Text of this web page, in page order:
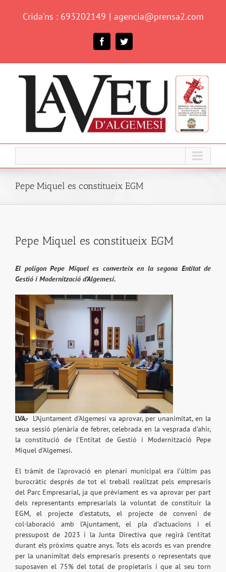
Crida'ns : 693202149 | agencia@prensa2.com
FacebookTwitter
Pepe Miquel es constitueix EGM
Pepe Miquel es constitueix EGM
El polígon Pepe Miquel es converteix en la segona Entitat de
Gestió i Modernització d’Algemesí.
LVA.- L’Ajuntament d’Algemesí va aprovar, per unanimitat, en la
seua sessió plenària de febrer, celebrada en la vesprada d’ahir,
la constitució de l’Entitat de Gestió i Modernització Pepe
Miquel d’Algemesí.
El tràmit de l’aprovació en plenari municipal era l’últim pas
burocràtic després de tot el treball realitzat pels empresaris
del Parc Empresarial, ja que prèviament es va aprovar per part
dels representants empresarials la voluntat de constituir la
EGM, el projecte d’estatuts, el projecte de conveni de
col·laboració amb l’Ajuntament, el pla d’actuacions i el
pressupost de 2023 i la Junta Directiva que regirà l’entitat
durant els pròxims quatre anys. Tots els acords es van prendre
per la unanimitat dels empresaris presents o representats que
suposaven el 75% del total de propietaris i que al seu torn